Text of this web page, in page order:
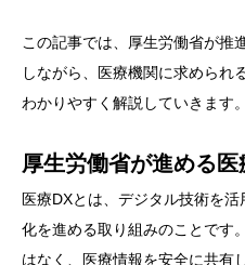
この記事では、厚生労働省が推
しながら、医療機関に求められ
わかりやすく解説していきます。
厚生労働省が進める医
医療DXとは、デジタル技術を
化を進める取り組みのことです
はなく、医療情報を安全に共有